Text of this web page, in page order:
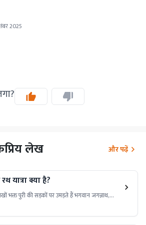
2025
लेख और पढ़ें
यात्रा क्या है?
भक्त पुरी की सड़कों पर उमड़ते हैं भगवान जगन्नाथ,
यात्रा का रहस्य।